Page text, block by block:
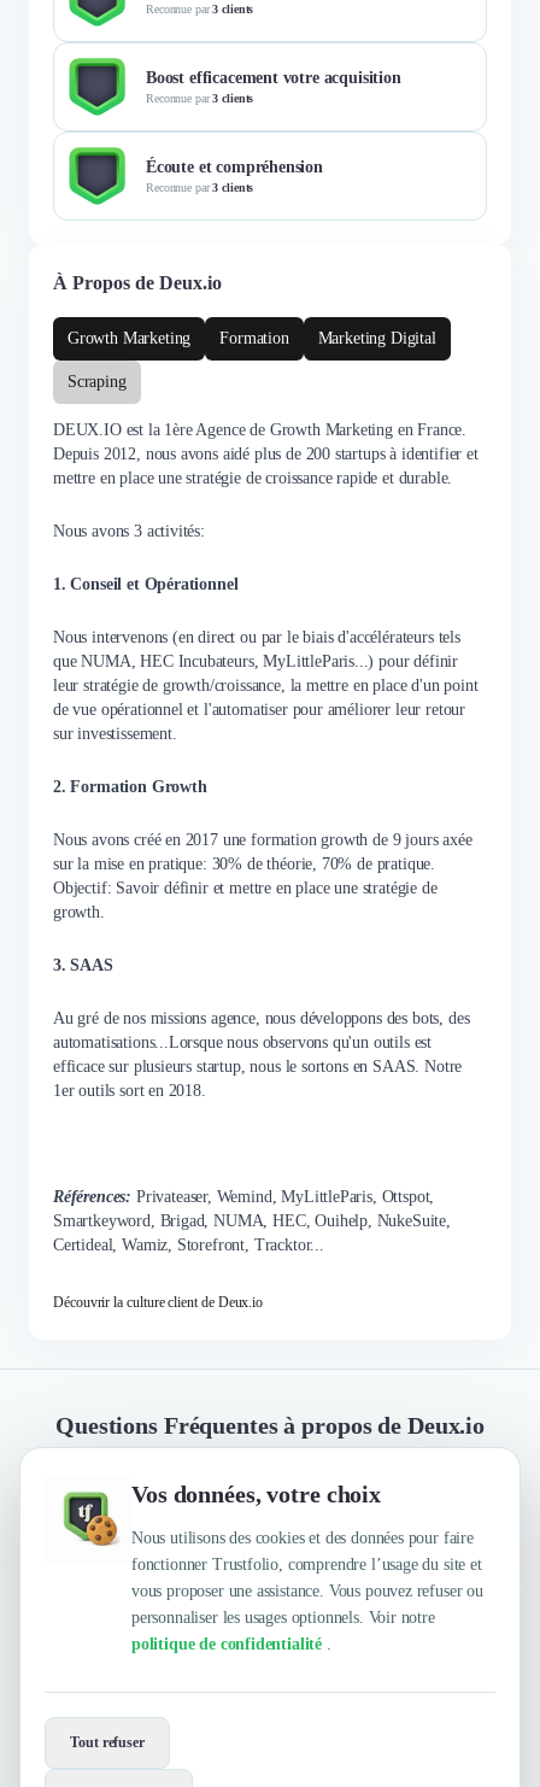
Vos données, votre choix
Nous utilisons des cookies et des données pour faire
fonctionner Trustfolio, comprendre l’usage du site et
vous proposer une assistance. Vous pouvez refuser ou
personnaliser les usages optionnels. Voir notre
politique de confidentialité .
Tout refuser
Reconnue par3 clients
Boost efficacement votre acquisition
Reconnue par3 clients
Écoute et compréhension
Reconnue par3 clients
À Propos de Deux.io
Growth Marketing Formation Marketing Digital
Scraping
DEUX.IO est la 1ère Agence de Growth Marketing en France.
Depuis 2012, nous avons aidé plus de 200 startups à identifier et
mettre en place une stratégie de croissance rapide et durable.
Nous avons 3 activités:
1. Conseil et Opérationnel
Nous intervenons (en direct ou par le biais d'accélérateurs tels
que NUMA, HEC Incubateurs, MyLittleParis...) pour définir
leur stratégie de growth/croissance, la mettre en place d'un point
de vue opérationnel et l'automatiser pour améliorer leur retour
sur investissement.
2. Formation Growth
Nous avons créé en 2017 une formation growth de 9 jours axée
sur la mise en pratique: 30% de théorie, 70% de pratique.
Objectif: Savoir définir et mettre en place une stratégie de
growth.
3. SAAS
Au gré de nos missions agence, nous développons des bots, des
automatisations...Lorsque nous observons qu'un outils est
efficace sur plusieurs startup, nous le sortons en SAAS. Notre
1er outils sort en 2018.
Références: Privateaser, Wemind, MyLittleParis, Ottspot,
Smartkeyword, Brigad, NUMA, HEC, Ouihelp, NukeSuite,
Certideal, Wamiz, Storefront, Tracktor...
Découvrir la culture client de Deux.io
Questions Fréquentes à propos de Deux.io
Quelles sont les principales qualités que leur
reconnaissent leurs clients ?
Trustfolio a authentifié les feedbacks suivants : Focus
execution / to-do list, Boost efficacement votre